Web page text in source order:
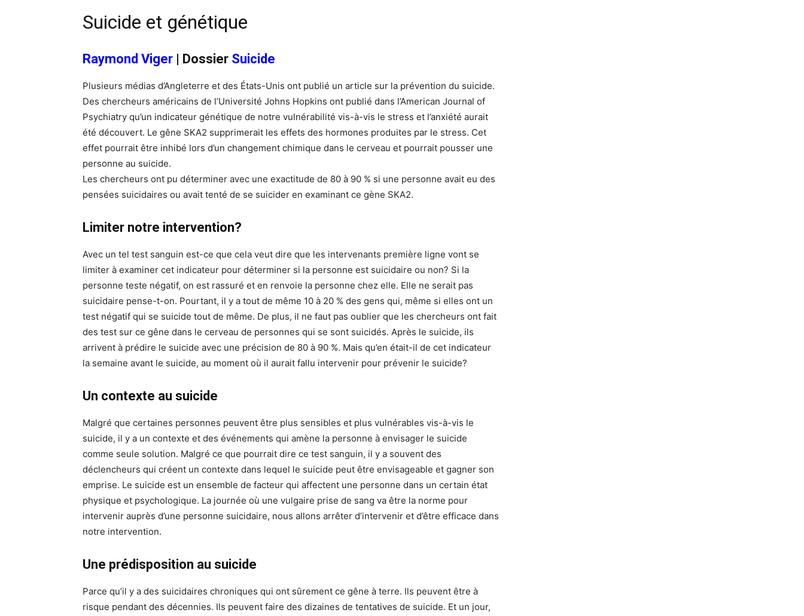
Suicide et génétique
Raymond Viger Dossier Suicide
Plusieurs médias d’Angleterre et des États-Unis ont publié un article sur la prévention du suicide.
Des chercheurs américains de l’Université Johns Hopkins ont publié dans l’American Journal of
Psychiatry qu’un indicateur génétique de notre vulnérabilité vis-à-vis le stress et l’anxiété aurait
été découvert. Le gêne SKA2 supprimerait les effets des hormones produites par le stress. Cet
effet pourrait être inhibé lors d’un changement chimique dans le cerveau et pourrait pousser une
personne au suicide.
Les chercheurs ont pu déterminer avec une exactitude de 80 à 90 % si une personne avait eu des
pensées suicidaires ou avait tenté de se suicider en examinant ce gène SKA2.
Limiter notre intervention?
Avec un tel test sanguin est-ce que cela veut dire que les intervenants première ligne vont se
limiter à examiner cet indicateur pour déterminer si la personne est suicidaire ou non? Si la
personne teste négatif, on est rassuré et en renvoie la personne chez elle. Elle ne serait pas
suicidaire pense-t-on. Pourtant, il y a tout de même 10 à 20 % des gens qui, même si elles ont un
test négatif qui se suicide tout de même. De plus, il ne faut pas oublier que les chercheurs ont fait
des test sur ce gêne dans le cerveau de personnes qui se sont suicidés. Après le suicide, ils
arrivent à prédire le suicide avec une précision de 80 à 90 %. Mais qu’en était-il de cet indicateur
la semaine avant le suicide, au moment où il aurait fallu intervenir pour prévenir le suicide?
Un contexte au suicide
Malgré que certaines personnes peuvent être plus sensibles et plus vulnérables vis-à-vis le
suicide, il y a un contexte et des événements qui amène la personne à envisager le suicide
comme seule solution. Malgré ce que pourrait dire ce test sanguin, il y a souvent des
déclencheurs qui créent un contexte dans lequel le suicide peut être envisageable et gagner son
emprise. Le suicide est un ensemble de facteur qui affectent une personne dans un certain état
physique et psychologique. La journée où une vulgaire prise de sang va être la norme pour
intervenir auprès d’une personne suicidaire, nous allons arrêter d’intervenir et d’être efficace dans
notre intervention.
Une prédisposition au suicide
Parce qu’il y a des suicidaires chroniques qui ont sûrement ce gêne à terre. Ils peuvent être à
risque pendant des décennies. Ils peuvent faire des dizaines de tentatives de suicide. Et un jour,